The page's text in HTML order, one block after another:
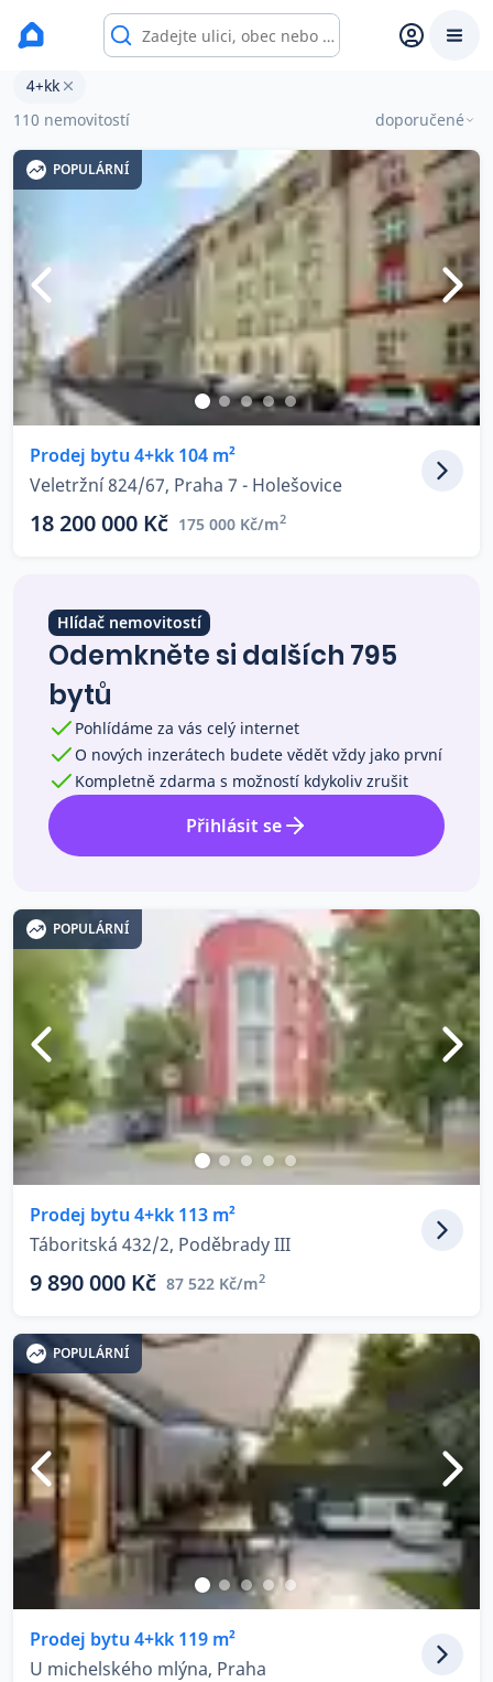
Prodej s Reas.cz
Chytrý odhad ceny
Ceny prodaných nemovitostí
Okamžitý výkup
Přehled realitních makléřů
Co říkají naši zákazníci
Blog
O nás
Kariéra
Kontakt
Byty 4+kk na prodej
4+kk
110 nemovitostí
doporučené
POPULÁRNÍ
Prodej bytu 4+kk 104 m²
Veletržní 824/67, Praha 7 - Holešovice
18 200 000 Kč 175 000 Kč/m2
Hlídač nemovitostí
Odemkněte si dalších 795
bytů
Pohlídáme za vás celý internet
O nových inzerátech budete vědět vždy jako první
Kompletně zdarma s možností kdykoliv zrušit
Přihlásit se
POPULÁRNÍ
Prodej bytu 4+kk 113 m²
Táboritská 432/2, Poděbrady III
9 890 000 Kč 87 522 Kč/m2
POPULÁRNÍ
Prodej bytu 4+kk 119 m²
U michelského mlýna, Praha